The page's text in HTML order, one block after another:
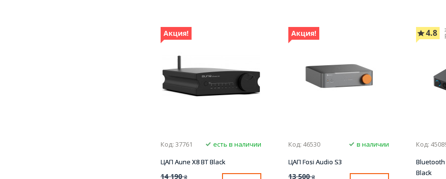
Акция!
Код: 37761
есть в наличии
ЦАП Aune X8 BT Black
14 190 ₴
Акция!
Код: 46530
в наличии
ЦАП Fosi Audio S3
13 500 ₴
4.8
Код:
Bluetooth
Black